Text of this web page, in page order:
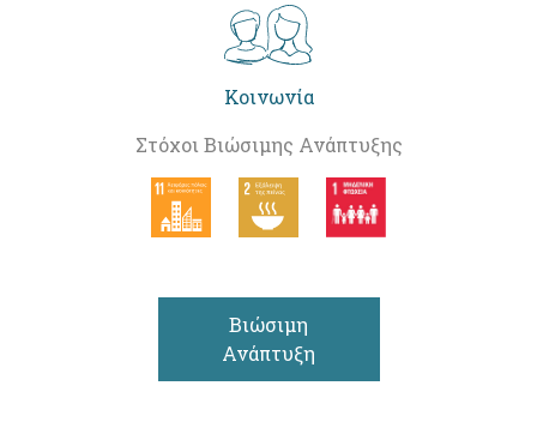
Κοινωνία
Στόχοι Βιώσιμης Ανάπτυξης
Βιώσιμη
Ανάπτυξη